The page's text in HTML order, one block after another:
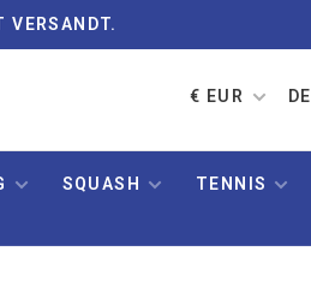
VERSANDT.
€ EUR DE
SQUASH TENNIS